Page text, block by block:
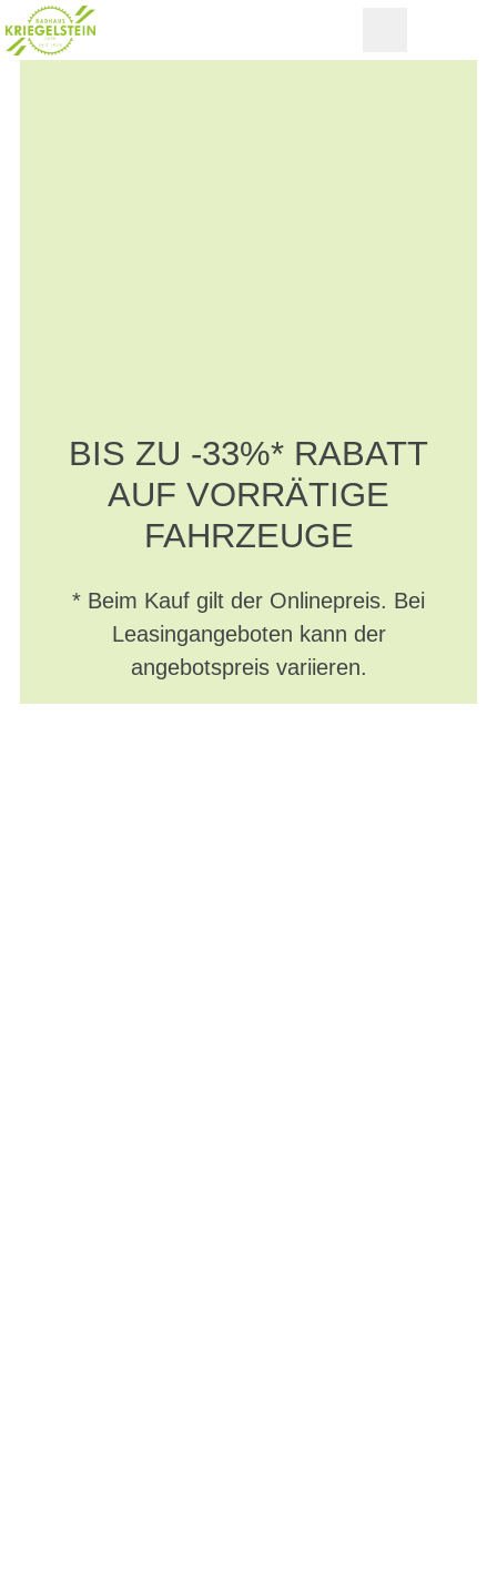
BIS ZU -33%* RABATT
AUF VORRÄTIGE
FAHRZEUGE
* Beim Kauf gilt der Onlinepreis. Bei
Leasingangeboten kann der
angebotspreis variieren.